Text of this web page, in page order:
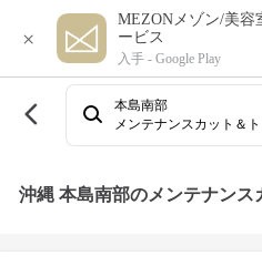
×
MEZONメゾン/美容
ービス
入手 - Google Play
本島南部
メンテナンスカット＆
沖縄 本島南部のメンテナンス